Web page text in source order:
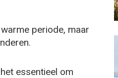
periode, maar
essentieel om